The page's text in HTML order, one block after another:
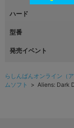
ハード
型番
発売イベント
らしんばんオンライン（
ムソフト
> Aliens: Dark